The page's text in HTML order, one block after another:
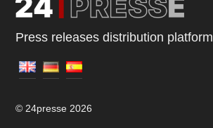
Press releases distribution platform
© 24presse 2026